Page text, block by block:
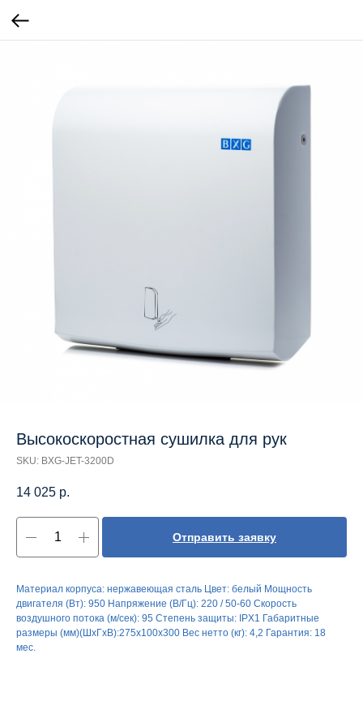
Высокоскоростная сушилка для рук
SKU: BXG-JET-3200D
14 025 р.
Отправить заявку
Материал корпуса: нержавеющая сталь Цвет: белый Мощность
двигателя (Вт): 950 Напряжение (В/Гц): 220 / 50-60 Скорость
воздушного потока (м/сек): 95 Степень защиты: IPX1 Габаритные
размеры (мм)(ШхГхВ):275х100х300 Вес нетто (кг): 4,2 Гарантия: 18
мес.